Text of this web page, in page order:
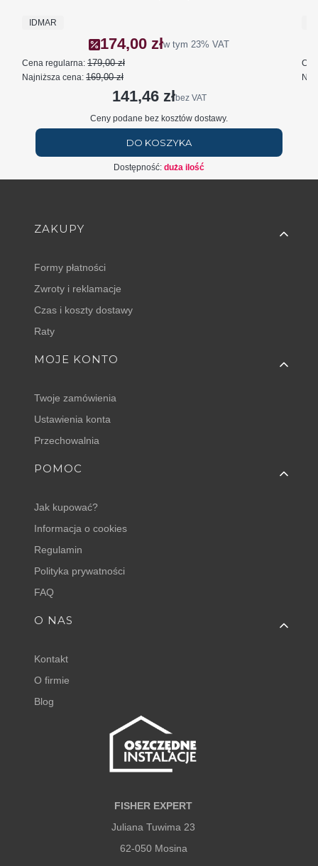
PRODUCENT
IDMAR
Cena promocyjna brutto
174,00 złw tym 23% VAT
Cena regularna: 179,00 zł
Najniższa cena: 169,00 zł
Cena netto
141,46 złbez VAT
Ceny podane bez kosztów dostawy.
DO KOSZYKA
Dostępność: duża ilość
Linki w stopce
ZAKUPY
Formy płatności
Zwroty i reklamacje
Czas i koszty dostawy
Raty
MOJE KONTO
Twoje zamówienia
Ustawienia konta
Przechowalnia
POMOC
Jak kupować?
Informacja o cookies
Regulamin
Polityka prywatności
FAQ
O NAS
Kontakt
O firmie
Blog
FISHER EXPERT
Juliana Tuwima 23
62-050 Mosina